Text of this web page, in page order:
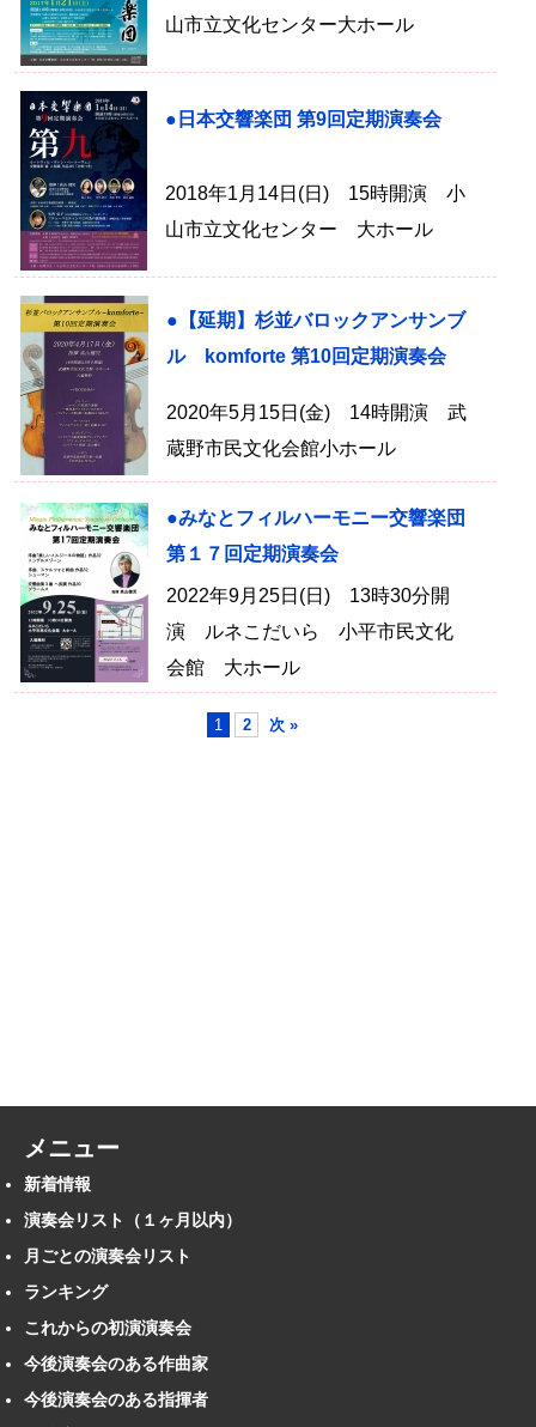
山市立文化センター大ホール
●日本交響楽団 第9回定期演奏会
2018年1月14日(日) 15時開演 小
山市立文化センター 大ホール
●【延期】杉並バロックアンサンブ
ル komforte 第10回定期演奏会
2020年5月15日(金) 14時開演 武
蔵野市民文化会館小ホール
●みなとフィルハーモニー交響楽団
第１７回定期演奏会
2022年9月25日(日) 13時30分開
演 ルネこだいら 小平市民文化
会館 大ホール
1 2 次 »
メニュー
新着情報
演奏会リスト（１ヶ月以内）
月ごとの演奏会リスト
ランキング
これからの初演演奏会
今後演奏会のある作曲家
今後演奏会のある指揮者